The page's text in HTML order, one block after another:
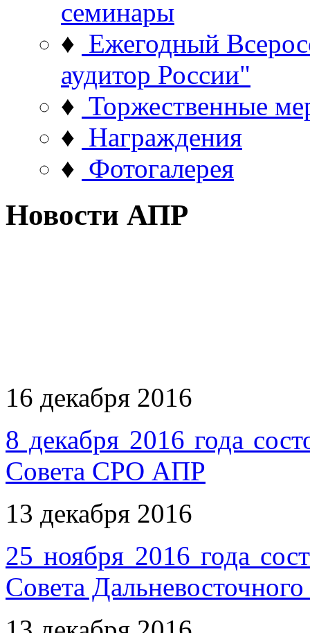
семинары
♦ Ежегодный
аудитор России"
♦ Торжественные
♦ Награждения
♦ Фотогалерея
Новости АПР
16 декабря 2016
8 декабря 2016 года
Совета СРО АПР
13 декабря 2016
25 ноября 2016 года
Совета